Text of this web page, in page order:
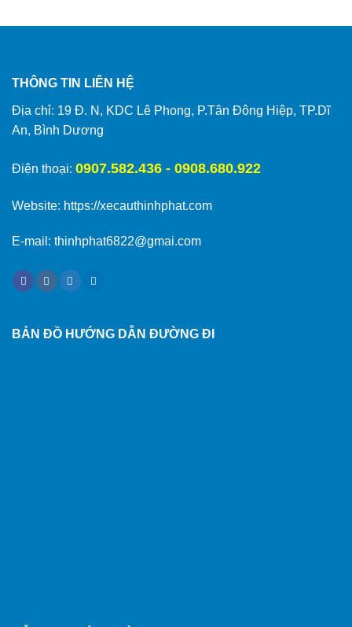
THÔNG TIN LIÊN HỆ
Địa chỉ: 19 Đ. N, KDC Lê Phong, P.Tân Đông Hiệp, TP.Dĩ
An, Bình Dương
Điện thoại: 0907.582.436 - 0908.680.922
Website: https://xecauthinhphat.com
E-mail: thinhphat6822@gmai.com
BẢN ĐỒ HƯỚNG DẪN ĐƯỜNG ĐI